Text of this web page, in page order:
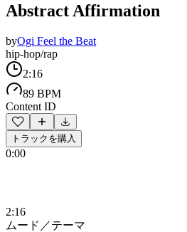
Abstract Affirmation
byOgi Feel the Beat
hip-hop/rap
2:16
89 BPM
Content ID
トラックを購入
0:00
2:16
ムード／テーマ